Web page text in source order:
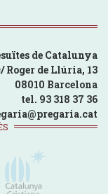
de Catalunya
Roger de Llúria, 13
08010 Barcelona
tel. 93 318 37 36